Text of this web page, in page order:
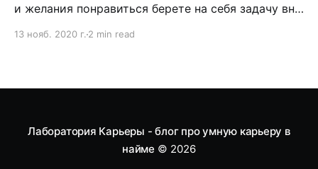
и желания понравиться берете на себя задачу вне
13 нояб. 2020 г. 2 min read
Лаборатория Карьеры - блог про умную карьеру в
найме © 2026